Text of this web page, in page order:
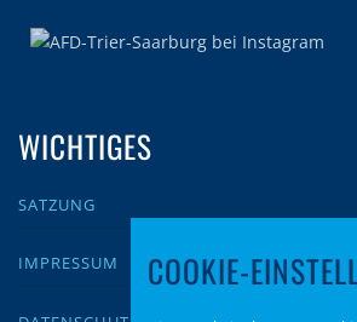
WICHTIGES
SATZUNG
IMPRESSUM COOKIE-